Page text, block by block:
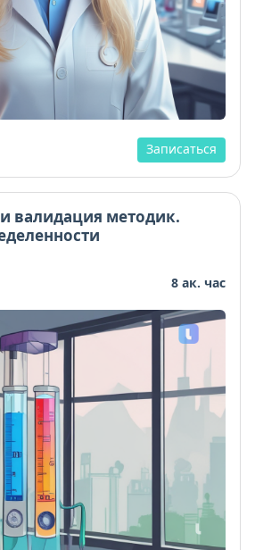
Записаться
валидация методик.
8 ак. час